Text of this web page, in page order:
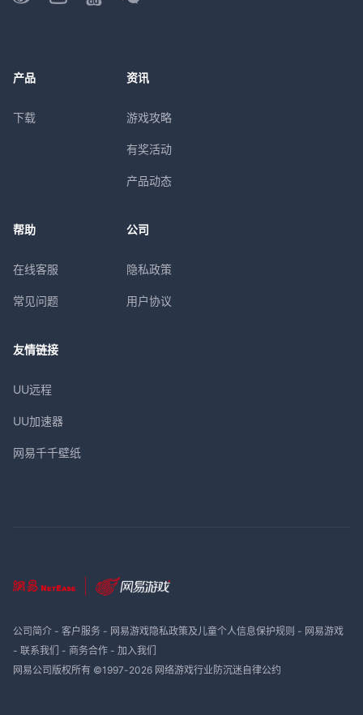
产品
下载
资讯
游戏攻略
有奖活动
产品动态
帮助
在线客服
常见问题
公司
隐私政策
用户协议
友情链接
UU远程
UU加速器
网易千千壁纸
公司简介- 客户服务- 网易游戏隐私政策及儿童个人信息保护规则 - 网易游戏
- 联系我们 - 商务合作- 加入我们
网易公司版权所有 ©1997-2026 网络游戏行业防沉迷自律公约